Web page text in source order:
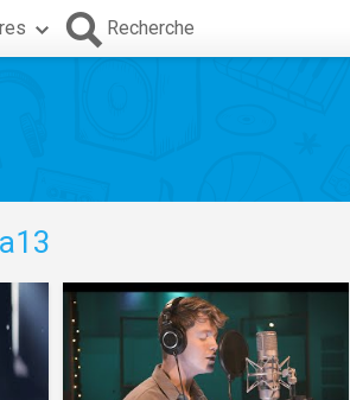
Recherche